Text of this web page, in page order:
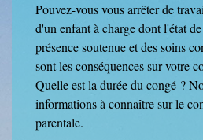
Pouvez-vous vous arrêter de
d'un enfant à charge dont l'état
présence soutenue et des soins
sont les conséquences sur votre
Quelle est la durée du congé ?
informations à connaître sur le
parentale.